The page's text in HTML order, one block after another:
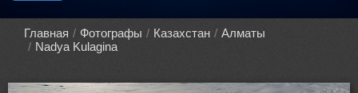
Главная Фотографы Казахстан
Алматы
Nadya Kulagina